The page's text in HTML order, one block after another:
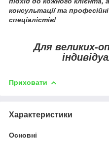
консультації та
спеціалістів!
Для великих-
Приховати
Характеристики
Основні